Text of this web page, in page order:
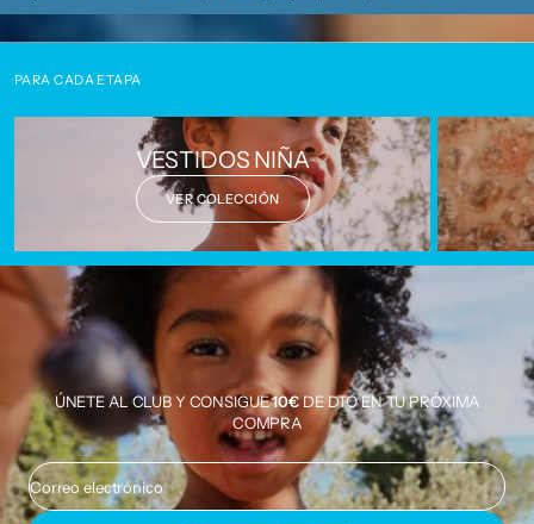
PARA CADA ETAPA
VESTIDOS NIÑA
VER COLECCIÓN
ÚNETE AL CLUB Y CONSIGUE10€DE DTO EN TU PRÓXIMA
COMPRA
Correo electrónico